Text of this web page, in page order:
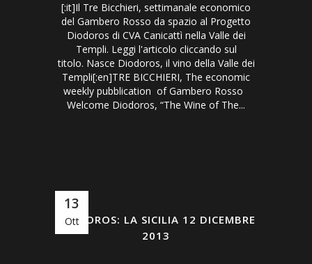
[:it]Il Tre Bicchieri, settimanale economico
del Gambero Rosso da spazio al Progetto
Diodoros di CVA Canicattì nella Valle dei
Templi. Leggi l'articolo cliccando sul
titolo. Nasce Diodoros, il vino della Valle dei
Templi[:en]TRE BICCHIERI, The economic
weekly pubblication of Gambero Rosso
Welcome Diodoros, “The Wine of The...
13
Ott
DIODOROS: LA SICILIA 12 DICEMBRE
2013